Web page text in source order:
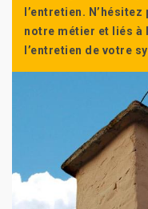
l’entretien.
notre métier et liés à
l’entretien de votre